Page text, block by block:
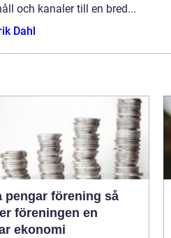
och kanaler till en bred...
Dahl
förening så
föreningen en
ekonomi